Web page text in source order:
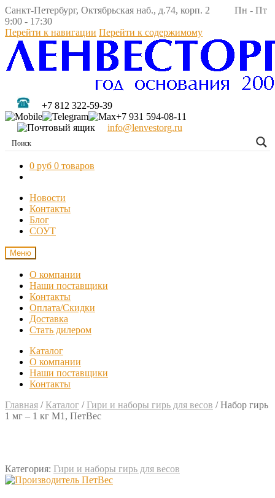
Санкт-Петербург, Октябрьская наб., д.74, корп. 2 Пн - Пт
9:00 - 17:30
Перейти к навигации Перейти к содержимому
+7 812 322-59-39
+7 931 594-08-11
info@lenvestorg.ru
0 руб 0 товаров
Новости
Контакты
Блог
СОУТ
Меню
О компании
Наши поставщики
Контакты
Оплата/Скидки
Доставка
Стать дилером
Каталог
О компании
Наши поставщики
Контакты
Главная / Каталог / Гири и наборы гирь для весов /Набор гирь
1 мг – 1 кг M1, ПетВес
Категория: Гири и наборы гирь для весов